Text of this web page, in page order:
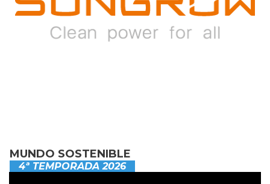
MUNDO SOSTENIBLE
4ª TEMPORADA 2026